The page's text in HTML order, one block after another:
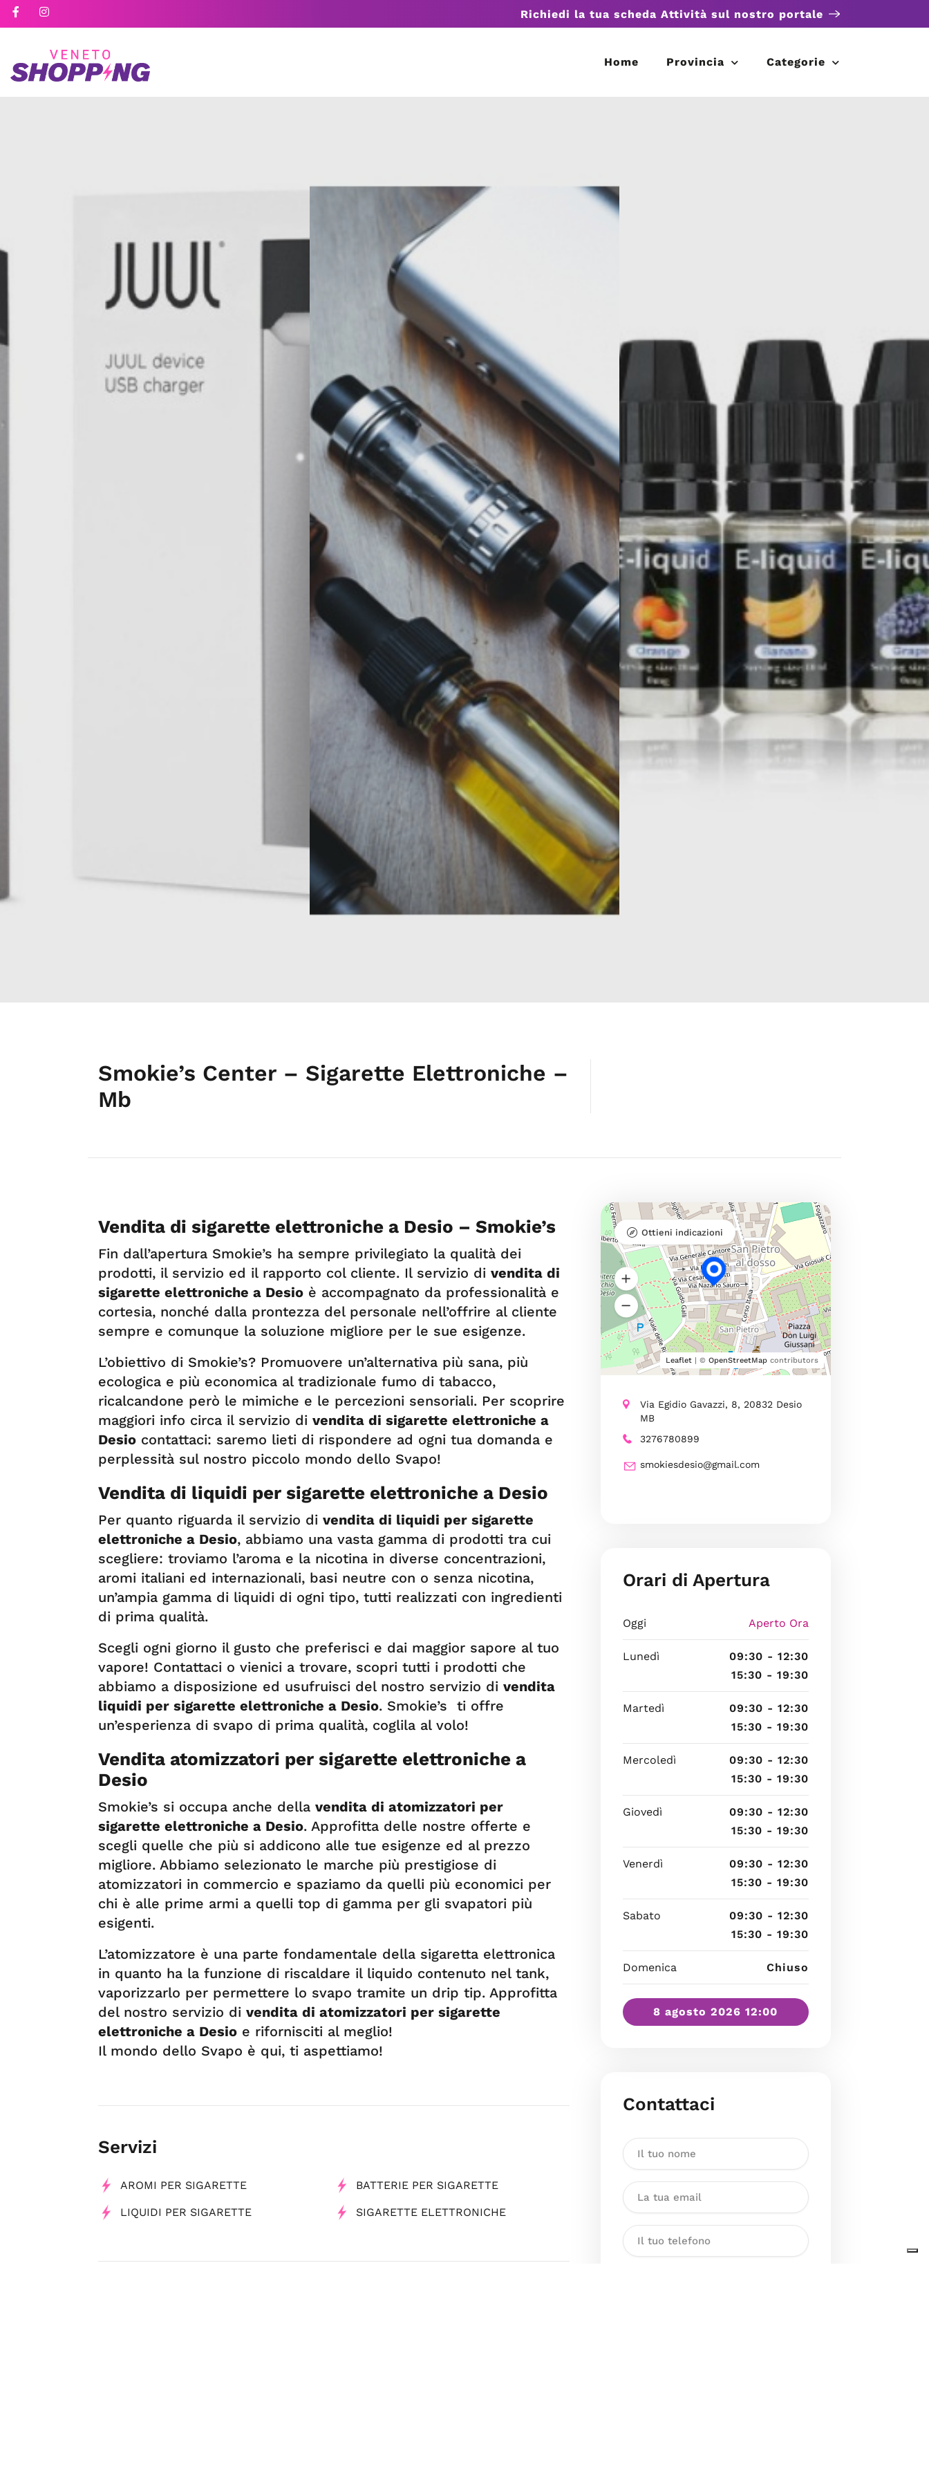
Richiedi la tua scheda Attività sul nostro portale
Home Provincia Categorie
Smokie’s Center – Sigarette Elettroniche –
Mb
Vendita di sigarette elettroniche a Desio – Smokie’s
Fin dall’apertura Smokie’s ha sempre privilegiato la qualità dei
prodotti, il servizio ed il rapporto col cliente. Il servizio di vendita di
sigarette elettroniche a Desio è accompagnato da professionalità e
cortesia, nonché dalla prontezza del personale nell’offrire al cliente
sempre e comunque la soluzione migliore per le sue esigenze.
L’obiettivo di Smokie’s? Promuovere un’alternativa più sana, più
ecologica e più economica al tradizionale fumo di tabacco,
ricalcandone però le mimiche e le percezioni sensoriali. Per scoprire
maggiori info circa il servizio di vendita di sigarette elettroniche a
Desio contattaci: saremo lieti di rispondere ad ogni tua domanda e
perplessità sul nostro piccolo mondo dello Svapo!
Vendita di liquidi per sigarette elettroniche a Desio
Per quanto riguarda il servizio di vendita di liquidi per sigarette
elettroniche a Desio, abbiamo una vasta gamma di prodotti tra cui
scegliere: troviamo l’aroma e la nicotina in diverse concentrazioni,
aromi italiani ed internazionali, basi neutre con o senza nicotina,
un’ampia gamma di liquidi di ogni tipo, tutti realizzati con ingredienti
di prima qualità.
Scegli ogni giorno il gusto che preferisci e dai maggior sapore al tuo
vapore! Contattaci o vienici a trovare, scopri tutti i prodotti che
abbiamo a disposizione ed usufruisci del nostro servizio di vendita
liquidi per sigarette elettroniche a Desio. Smokie’s ti offre
un’esperienza di svapo di prima qualità, coglila al volo!
Vendita atomizzatori per sigarette elettroniche a
Desio
Smokie’s si occupa anche della vendita di atomizzatori per
sigarette elettroniche a Desio. Approfitta delle nostre offerte e
scegli quelle che più si addicono alle tue esigenze ed al prezzo
migliore. Abbiamo selezionato le marche più prestigiose di
atomizzatori in commercio e spaziamo da quelli più economici per
chi è alle prime armi a quelli top di gamma per gli svapatori più
esigenti.
L’atomizzatore è una parte fondamentale della sigaretta elettronica
in quanto ha la funzione di riscaldare il liquido contenuto nel tank,
vaporizzarlo per permettere lo svapo tramite un drip tip. Approfitta
del nostro servizio di vendita di atomizzatori per sigarette
elettroniche a Desio e rifornisciti al meglio!
Il mondo dello Svapo è qui, ti aspettiamo!
Servizi
AROMI PER SIGARETTE BATTERIE PER SIGARETTE
LIQUIDI PER SIGARETTE SIGARETTE ELETTRONICHE
Leaflet| © OpenStreetMapcontributors
Ottieni indicazioni
Via Egidio Gavazzi, 8, 20832 Desio
MB
3276780899
smokiesdesio@gmail.com
Orari di Apertura
Oggi Aperto Ora
Lunedì
09:30 - 12:30
15:30 - 19:30
Martedì
09:30 - 12:30
15:30 - 19:30
Mercoledì
09:30 - 12:30
15:30 - 19:30
Giovedì
09:30 - 12:30
15:30 - 19:30
Venerdì
09:30 - 12:30
15:30 - 19:30
Sabato
09:30 - 12:30
15:30 - 19:30
Domenica Chiuso
8 agosto 2026 12:00
Contattaci